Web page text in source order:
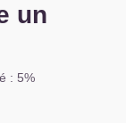
un
: 5%